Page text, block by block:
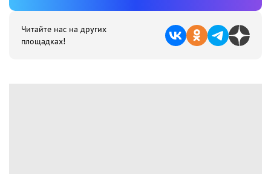
Читайте нас на других
площадках!